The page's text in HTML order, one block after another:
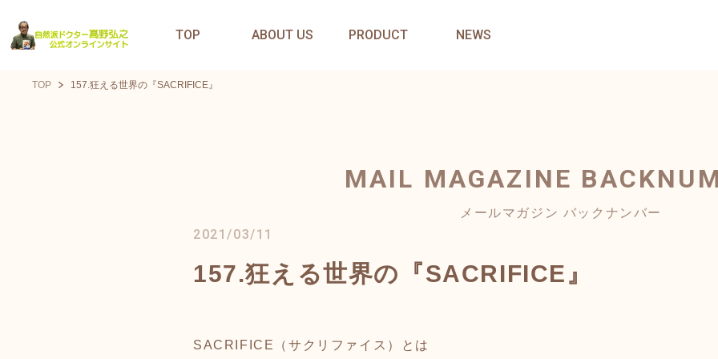
TOP ABOUT US PRODUCT NEWS
TOP 157.狂える世界の『SACRIFICE』
MAIL MAGAZINE
メールマガジン バックナンバー
2021/03/11
157.狂える世界の『SACRIFICE』
SACRIFICE（サクリファイス）とは